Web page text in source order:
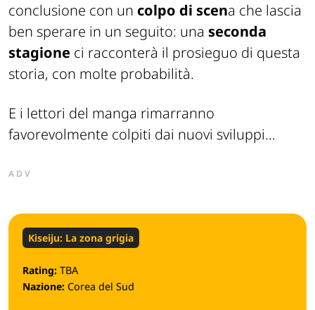
conclusione con un colpo di scena che lascia
ben sperare in un seguito: una seconda
stagione ci racconterà il prosieguo di questa
storia, con molte probabilità.
E i lettori del manga rimarranno
favorevolmente colpiti dai nuovi sviluppi…
ADV
Kiseiju: La zona grigia
Rating: TBA
Nazione: Corea del Sud